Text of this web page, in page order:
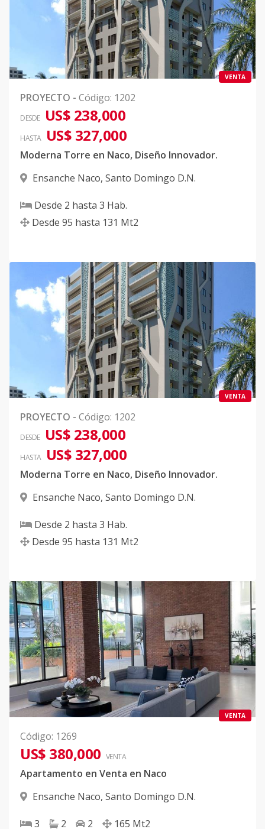
VENTA
PROYECTO - Código: 1202
DESDE US$ 238,000
HASTA US$ 327,000
Moderna Torre en Naco, Diseño Innovador.
Ensanche Naco, Santo Domingo D.N.
Desde 2 hasta 3 Hab.
Desde 95 hasta 131 Mt2
VENTA
PROYECTO - Código: 1202
DESDE US$ 238,000
HASTA US$ 327,000
Moderna Torre en Naco, Diseño Innovador.
Ensanche Naco, Santo Domingo D.N.
Desde 2 hasta 3 Hab.
Desde 95 hasta 131 Mt2
VENTA
Código: 1269
US$ 380,000 VENTA
Apartamento en Venta en Naco
Ensanche Naco, Santo Domingo D.N.
3 2 2 165 Mt2